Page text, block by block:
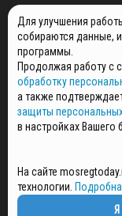
© 2026 ПРАВА НА ВСЕ
МЕДИА" (ОГРН:
ПОЛИТИКА
НОВОСТИ
ГАЗЕТЫ
РЕКЛАМОДАТЕЛЯМ
СПЕЦПРОЕКТЫ
СТАТЬИ
ПОЛИТИКА
Для улучшения
собираются данные,
программы.
Продолжая работу с
обработку
а также
защиты
в настройках Вашего
На сайте
технологии.
Я